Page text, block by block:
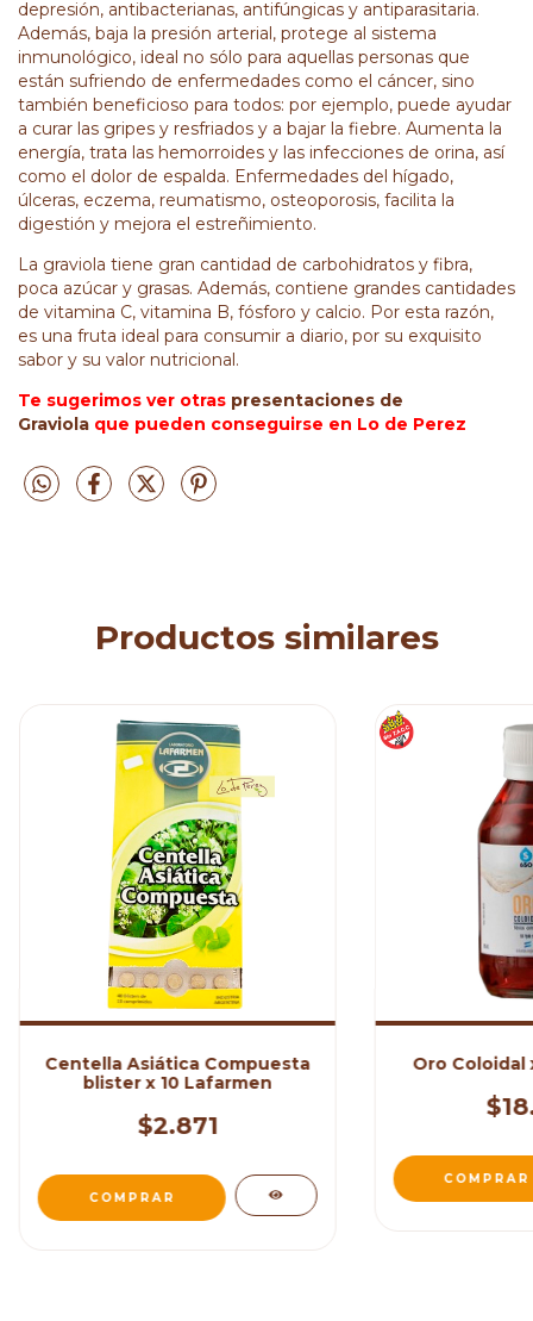
depresión, antibacterianas, antifúngicas y antiparasitaria.
Además, baja la presión arterial, protege al sistema
inmunológico, ideal no sólo para aquellas personas que
están sufriendo de enfermedades como el cáncer, sino
también beneficioso para todos: por ejemplo, puede ayudar
a curar las gripes y resfriados y a bajar la fiebre. Aumenta la
energía, trata las hemorroides y las infecciones de orina, así
como el dolor de espalda. Enfermedades del hígado,
úlceras, eczema, reumatismo, osteoporosis, facilita la
digestión y mejora el estreñimiento.
La graviola tiene gran cantidad de carbohidratos y fibra,
poca azúcar y grasas. Además, contiene grandes cantidades
de vitamina C, vitamina B, fósforo y calcio. Por esta razón,
es una fruta ideal para consumir a diario, por su exquisito
sabor y su valor nutricional.
Te sugerimos ver otras presentaciones de
Graviola que pueden conseguirse en Lo de Perez
Productos similares
Centella Asiática Compuesta
blister x 10 Lafarmen
$2.871
Oro Coloidal